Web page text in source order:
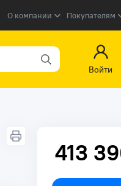
О компании Покупателям
Войти
413 390 ₸
413